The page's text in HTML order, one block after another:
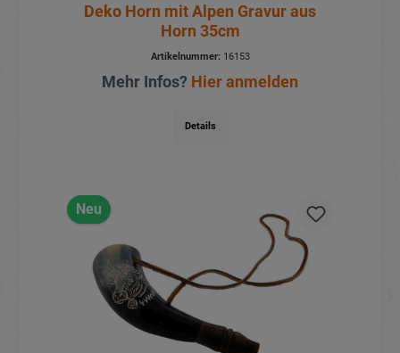
Deko Horn mit Alpen Gravur aus
Horn 35cm
Artikelnummer:16153
Mehr Infos? Hier anmelden
Details
Neu